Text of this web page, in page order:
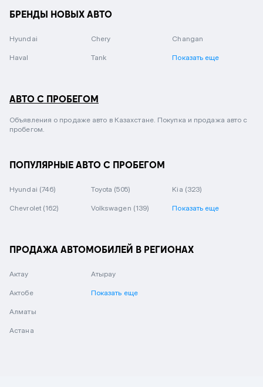
БРЕНДЫ НОВЫХ АВТО
Hyundai Chery Changan
Haval Tank Показать еще
АВТО С ПРОБЕГОМ
Объявления о продаже авто в Казахстане. Покупка и продажа авто с
пробегом.
ПОПУЛЯРНЫЕ АВТО С ПРОБЕГОМ
Hyundai (746) Toyota (505) Kia (323)
Chevrolet (162) Volkswagen (139) Показать еще
ПРОДАЖА АВТОМОБИЛЕЙ В РЕГИОНАХ
Актау
Актобе
Алматы
Астана
Атырау
Показать еще